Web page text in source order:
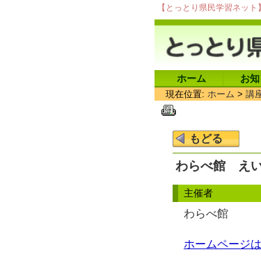
【とっとり県民学習ネッ
ホーム お
現在位置: ホーム > 講
わらべ館 えい
主催者
わらべ館
ホームページ